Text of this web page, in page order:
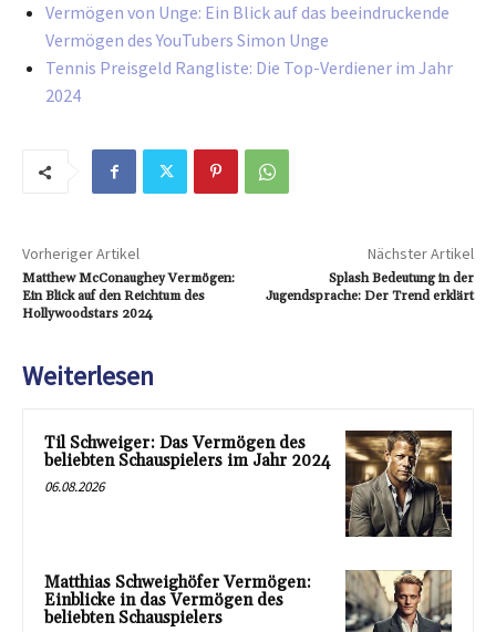
Vermögen von Unge: Ein Blick auf das beeindruckende
Vermögen des YouTubers Simon Unge
Tennis Preisgeld Rangliste: Die Top-Verdiener im Jahr
2024
Vorheriger Artikel
Matthew McConaughey Vermögen:
Ein Blick auf den Reichtum des
Hollywoodstars 2024
Nächster Artikel
Splash Bedeutung in der
Jugendsprache: Der Trend erklärt
Weiterlesen
Til Schweiger: Das Vermögen des
beliebten Schauspielers im Jahr 2024
06.08.2026
Matthias Schweighöfer Vermögen:
Einblicke in das Vermögen des
beliebten Schauspielers